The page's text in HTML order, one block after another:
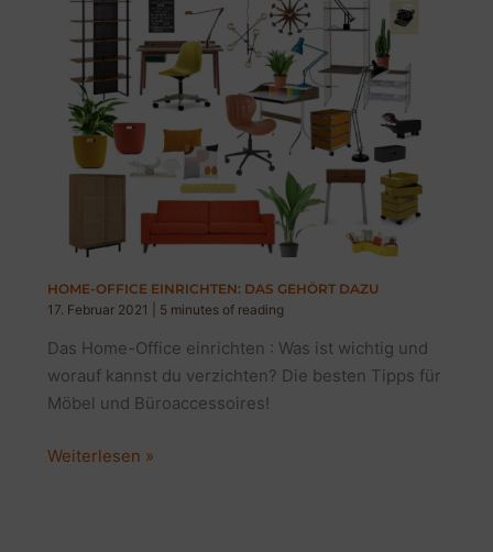
HOME-OFFICE EINRICHTEN: DAS GEHÖRT DAZU
17. Februar 2021
5 minutes of reading
Das Home-Office einrichten : Was ist wichtig und
worauf kannst du verzichten? Die besten Tipps für
Möbel und Büroaccessoires!
HOME-
Weiterlesen »